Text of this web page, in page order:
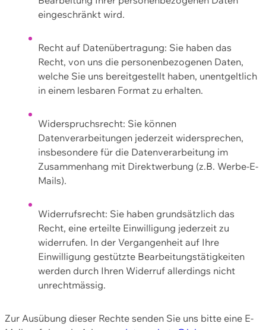
eingeschränkt wird.
Recht auf Datenübertragung: Sie haben das
Recht, von uns die personenbezogenen Daten,
welche Sie uns bereitgestellt haben, unentgeltlich
in einem lesbaren Format zu erhalten.
Widerspruchsrecht: Sie können
Datenverarbeitungen jederzeit widersprechen,
insbesondere für die Datenverarbeitung im
Zusammenhang mit Direktwerbung (z.B. Werbe-E-
Mails).
Widerrufsrecht: Sie haben grundsätzlich das
Recht, eine erteilte Einwilligung jederzeit zu
widerrufen. In der Vergangenheit auf Ihre
Einwilligung gestützte Bearbeitungstätigkeiten
werden durch Ihren Widerruf allerdings nicht
unrechtmässig.
Zur Ausübung dieser Rechte senden Sie uns bitte eine E-